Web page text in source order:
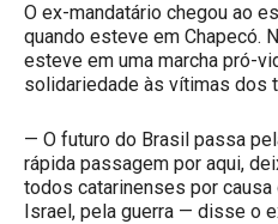
O ex-mandatário chegou ao
quando esteve em Chapecó.
esteve em uma marcha pró-
solidariedade às vítimas dos
— O futuro do Brasil passa
rápida passagem por aqui,
todos catarinenses por
Israel, pela guerra — disse o